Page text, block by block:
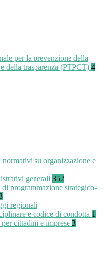
per la prevenzione della
della trasparenza (PTPCT) 4
su organizzazione e
generali 352
programmazione strategico-
regionali
e codice di condotta 1
cittadini e imprese 3